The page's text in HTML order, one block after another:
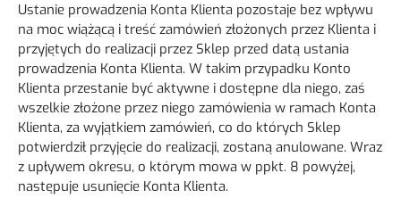
Ustanie prowadzenia Konta Klienta pozostaje bez wpływu
na moc wiążącą i treść zamówień złożonych przez Klienta i
przyjętych do realizacji przez Sklep przed datą ustania
prowadzenia Konta Klienta. W takim przypadku Konto
Klienta przestanie być aktywne i dostępne dla niego, zaś
wszelkie złożone przez niego zamówienia w ramach Konta
Klienta, za wyjątkiem zamówień, co do których Sklep
potwierdził przyjęcie do realizacji, zostaną anulowane. Wraz
z upływem okresu, o którym mowa w ppkt. 8 powyżej,
następuje usunięcie Konta Klienta.